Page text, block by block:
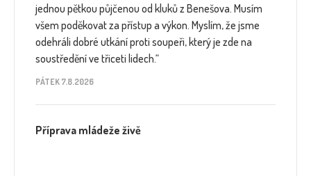
jednou pětkou půjčenou od kluků z Benešova. Musím
všem poděkovat za přístup a výkon. Myslím, že jsme
odehráli dobré utkání proti soupeři, který je zde na
soustředění ve třiceti lidech.“
PÁTEK 7.8.2026
Příprava mládeže živě